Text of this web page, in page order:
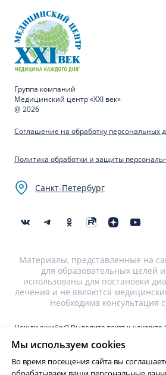
Группа компаний
Медицинский центр «XXI век»
@ 2026
Соглашение на обработку персональных
Политика обработки и защиты
Санкт-Петербург
Материалы, представленные на
для образовательных целей
использованы для постановки
лечения и не являются
Необходима консультация
Нашли ошибку? Выделите текст и нажмите
Мы используем cookies
Во время посещения сайта вы